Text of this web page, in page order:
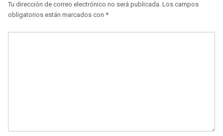
Tu dirección de correo electrónico no será publicada. Los campos
obligatorios están marcados con *